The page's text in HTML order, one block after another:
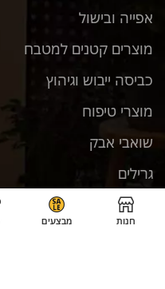
אפייה ובישול
מוצרים קטנים למטבח
כביסה ייבוש וגיהוץ
מוצרי טיפוח
שואבי אבק
גרילים
טלוויזיות
חנות מבצעים